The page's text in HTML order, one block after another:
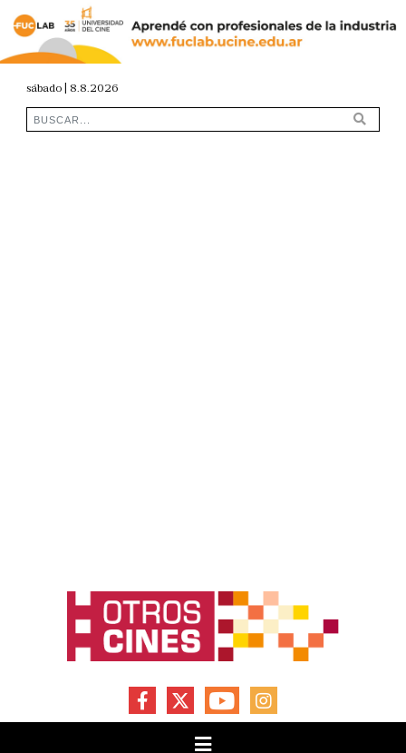
sábado | 8.8.2026
FACEBOOKYOUTUBEINSTAGRAM